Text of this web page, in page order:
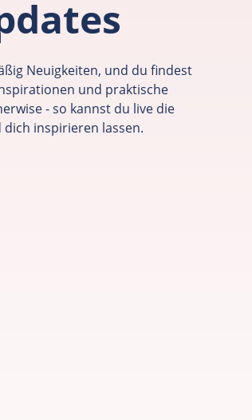
Neuigkeiten, und du findest
und praktische
- so kannst du live die
inspirieren lassen.